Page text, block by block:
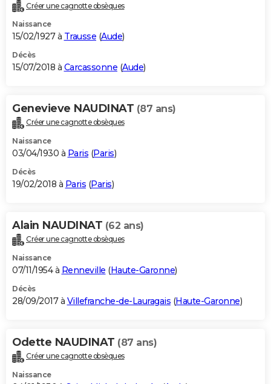
Créer une cagnotte obsèques
Naissance
15/02/1927 à Trausse (Aude)
Décès
15/07/2018 à Carcassonne (Aude)
Genevieve NAUDINAT (87 ans)
Créer une cagnotte obsèques
Naissance
03/04/1930 à Paris (Paris)
Décès
19/02/2018 à Paris (Paris)
Alain NAUDINAT (62 ans)
Créer une cagnotte obsèques
Naissance
07/11/1954 à Renneville (Haute-Garonne)
Décès
28/09/2017 à Villefranche-de-Lauragais (Haute-Garonne)
Odette NAUDINAT (87 ans)
Créer une cagnotte obsèques
Naissance